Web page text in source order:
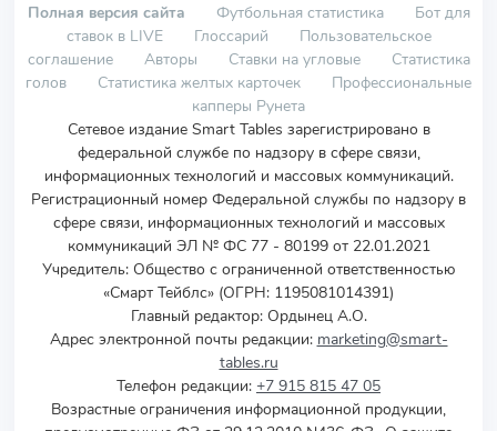
Полная версия сайта Футбольная статистика
Бот для
ставок в LIVE
Глоссарий
Пользовательское
соглашение
Авторы Ставки на угловые
Статистика
голов
Статистика желтых карточек
Профессиональные
капперы Рунета
Сетевое издание Smart Tables зарегистрировано в
федеральной службе по надзору в сфере связи,
информационных технологий и массовых коммуникаций.
Регистрационный номер Федеральной службы по надзору в
сфере связи, информационных технологий и массовых
коммуникаций ЭЛ № ФС 77 - 80199 от 22.01.2021
Учредитель: Общество с ограниченной ответственностью
«Смарт Тейблс» (ОГРН: 1195081014391)
Главный редактор: Ордынец А.О.
Адрес электронной почты редакции: marketing@smart-
tables.ru
Телефон редакции: +7 915 815 47 05
Возрастные ограничения информационной продукции,